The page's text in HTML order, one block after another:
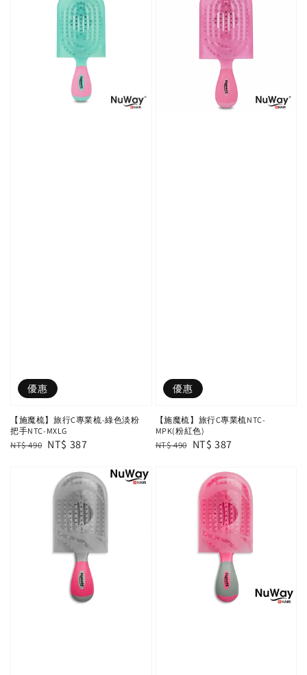
優惠
【施魔梳】旅行C專業梳-綠色淡粉
把手NTC-MXLG
Regular
NT$ 490 Sale
NT$ 387
優惠
【施魔梳】旅行C專業梳NTC-
MPK(粉紅色)
Regular
NT$ 490 Sale
NT$ 387